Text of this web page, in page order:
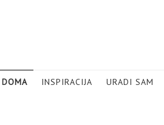
DOMA INSPIRACIJA URADI SAM